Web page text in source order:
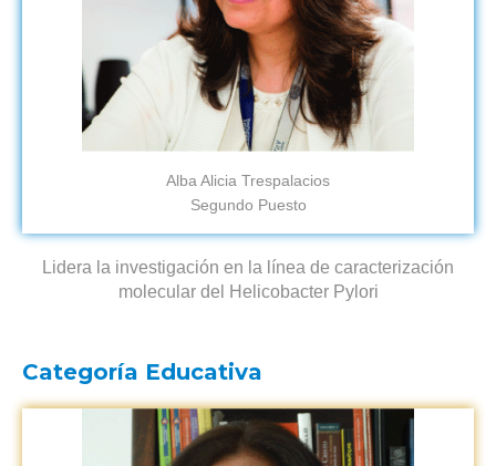
Alba Alicia Trespalacios
Segundo Puesto
Lidera la investigación en la línea de caracterización
molecular del Helicobacter Pylori
Categoría Educativa